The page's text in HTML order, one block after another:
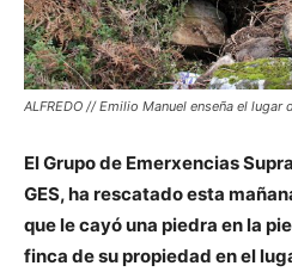
ALFREDO // Emilio Manuel enseña el lugar
El Grupo de Emerxencias
GES, ha rescatado esta
que le cayó una piedra en la
finca de su propiedad en el